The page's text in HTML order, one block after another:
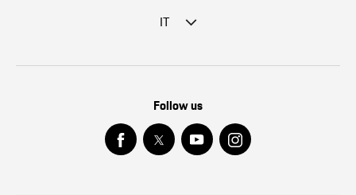
IT
Follow us